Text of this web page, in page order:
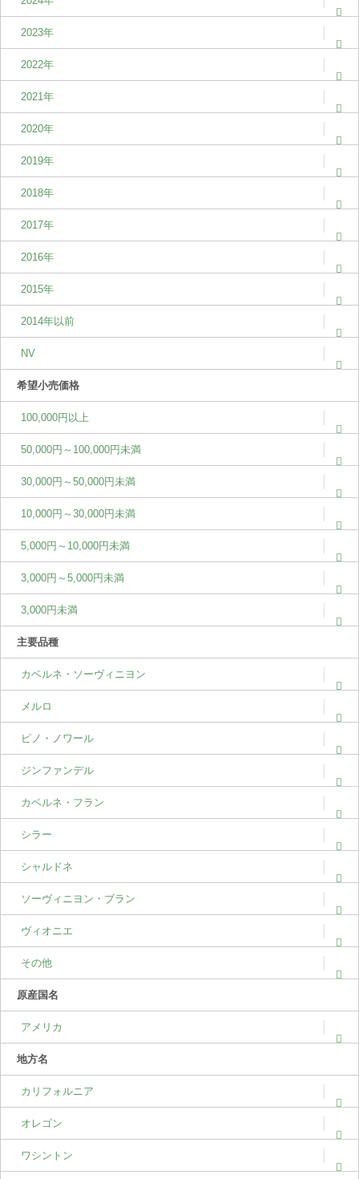
2023年
2022年
2021年
2020年
2019年
2018年
2017年
2016年
2015年
2014年以前
NV
希望小売価格
100,000円以上
50,000円～100,000円未満
30,000円～50,000円未満
10,000円～30,000円未満
5,000円～10,000円未満
3,000円～5,000円未満
3,000円未満
主要品種
カベルネ・ソーヴィニヨン
メルロ
ピノ・ノワール
ジンファンデル
カベルネ・フラン
シラー
シャルドネ
ソーヴィニヨン・ブラン
ヴィオニエ
その他
原産国名
アメリカ
地方名
カリフォルニア
オレゴン
ワシントン